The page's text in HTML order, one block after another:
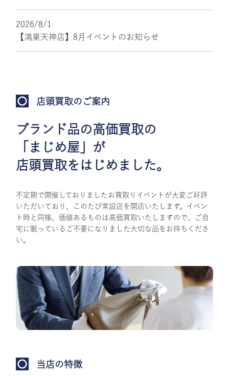
2026/8/1
【鴻巣天神店】8月イベントのお知らせ
店頭買取のご案内
ブランド品の高価買取の
「まじめ屋」が
店頭買取をはじめました。
不定期で開催しておりましたお買取りイベントが大変ご好評
いただいており、このたび常設店を開店いたします。イベン
ト時と同様、価値あるものは高価買取いたしますので、ご自
宅に眠っているご不要になりました大切な品をお持ちくださ
い。
当店の特徴